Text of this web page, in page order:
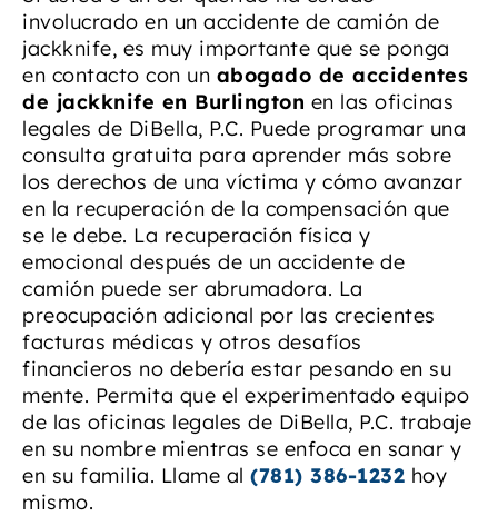
involucrado en un accidente de camión de
jackknife, es muy importante que se ponga
en contacto con un abogado de accidentes
de jackknife en Burlington en las oficinas
legales de DiBella, P.C. Puede programar una
consulta gratuita para aprender más sobre
los derechos de una víctima y cómo avanzar
en la recuperación de la compensación que
se le debe. La recuperación física y
emocional después de un accidente de
camión puede ser abrumadora. La
preocupación adicional por las crecientes
facturas médicas y otros desafíos
financieros no debería estar pesando en su
mente. Permita que el experimentado equipo
de las oficinas legales de DiBella, P.C. trabaje
en su nombre mientras se enfoca en sanar y
en su familia. Llame al (781) 386-1232 hoy
mismo.